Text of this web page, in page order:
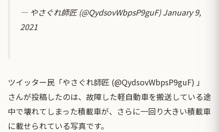
— やさぐれ師匠 (@QydsovWbpsP9guF)January 9,
2021
ツイッター民「やさぐれ師匠 (@QydsovWbpsP9guF) 」
さんが投稿したのは、故障した軽自動車を搬送している途
中で壊れてしまった積載車が、さらに一回り大きい積載車
に載せられている写真です。